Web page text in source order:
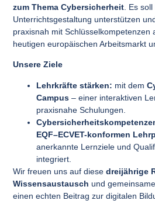
zum Thema Cybersicherheit . Es soll
Unterrichtsgestaltung unterstützen
praxisnah mit Schlüsselkompetenzen
heutigen europäischen Arbeitsmarkt
Unsere Ziele
Lehrkräfte stärken: mit dem
Campus – einer interaktiven
praxisnahe Schulungen.
EQF–ECVET-konformen
anerkannte Lernziele und
integriert.
Wir freuen uns auf diesedreijährige
Wissensaustausch und
einen echten Beitrag zur digitalen